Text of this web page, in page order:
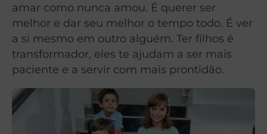
amar como nunca amou. É querer ser
melhor e dar seu melhor o tempo todo. É ver
a si mesmo em outro alguém. Ter filhos é
transformador, eles te ajudam a ser mais
paciente e a servir com mais prontidão.